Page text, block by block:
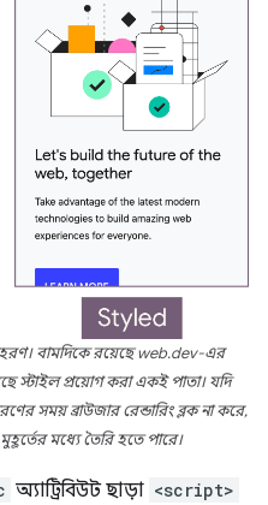
বামদিকে রয়েছে web.dev-এর
স্টাইল প্রয়োগ করা একই পাতা। যদি
সময় ব্রাউজার রেন্ডারিং ব্লক না করে,
মধ্যে তৈরি হতে পারে।
অ্যাট্রিবিউট ছাড়া <script>